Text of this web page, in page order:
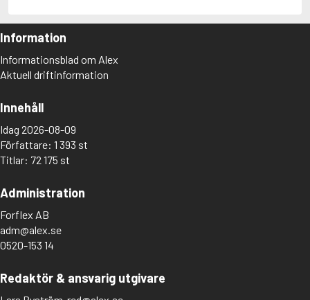
Information
Informationsblad om Alex
Aktuell driftinformation
Innehåll
Idag 2026-08-09
Författare: 1 393 st
Titlar: 72 175 st
Administration
Forflex AB
adm@alex.se
0520-153 14
Redaktör & ansvarig utgivare